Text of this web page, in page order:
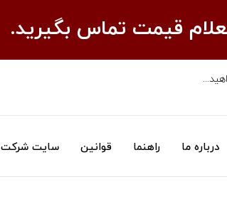
قیمت تماس بگیرید.
درباره ما راهنما قوانین سایت شرکت